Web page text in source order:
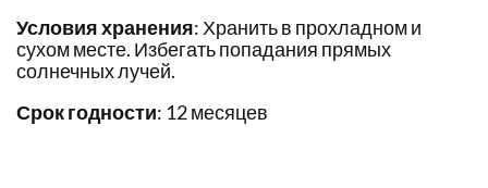
Условия хранения: Хранить в прохладном и
сухом месте. Избегать попадания прямых
солнечных лучей.
Срок годности: 12 месяцев